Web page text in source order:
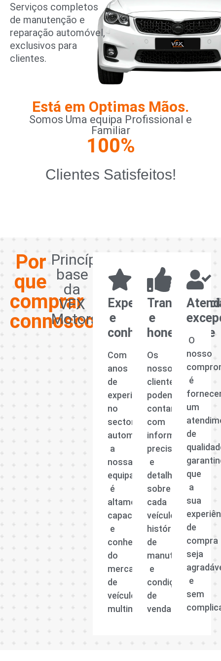
Serviços completos
de manutenção e
reparação automóvel,
exclusivos para
clientes.
Está em Optimas Mãos.
Somos Uma equipa Profissional e
Familiar
Clientes Satisfeitos!
100%
Por
que
comprar
connosco?
Princípios
base
da
VFX
Motors
Experiência
e
conhecimento
Com
anos
de
experiência
no
sector
automóvel,
a
nossa
equipa
é
altamente
capacitada
e
conhecedora
do
mercado
de
veículos
multimarcas.
e
honestidade
Os
nossos
clientes
podem
contar
com
informações
precisas
e
detalhadas
sobre
cada
veículo,
histórico
de
manutenção
e
condições
de
venda.
O
nosso
é
um
de
que
a
sua
de
compra
seja
e
sem